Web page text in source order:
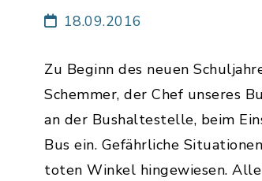
18.09.2016
Zu Beginn des neuen
Schemmer, der Chef unseres
an der Bushaltestelle, beim
Bus ein. Gefährliche
toten Winkel hingewiesen.